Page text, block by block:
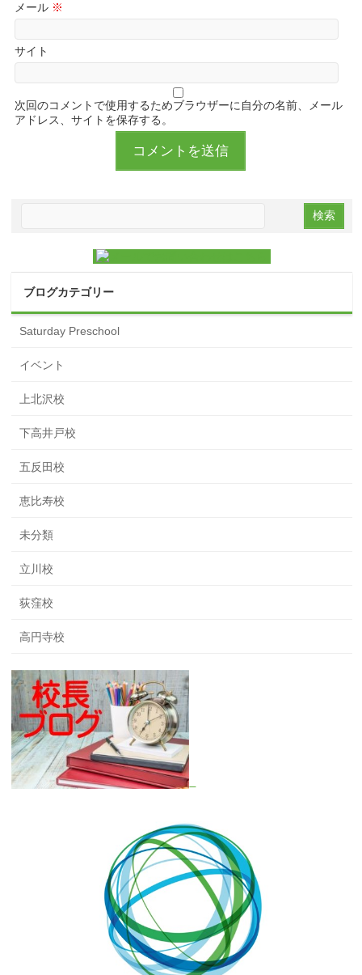
メール ※
サイト
次回のコメントで使用するためブラウザーに自分の名前、メール
アドレス、サイトを保存する。
ブログカテゴリー
Saturday Preschool
イベント
上北沢校
下高井戸校
五反田校
恵比寿校
未分類
立川校
荻窪校
高円寺校